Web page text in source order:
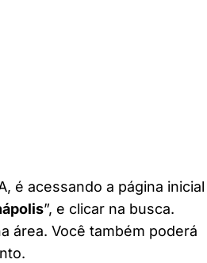
é acessando a página
”, e clicar na busca.
área. Você também poderá